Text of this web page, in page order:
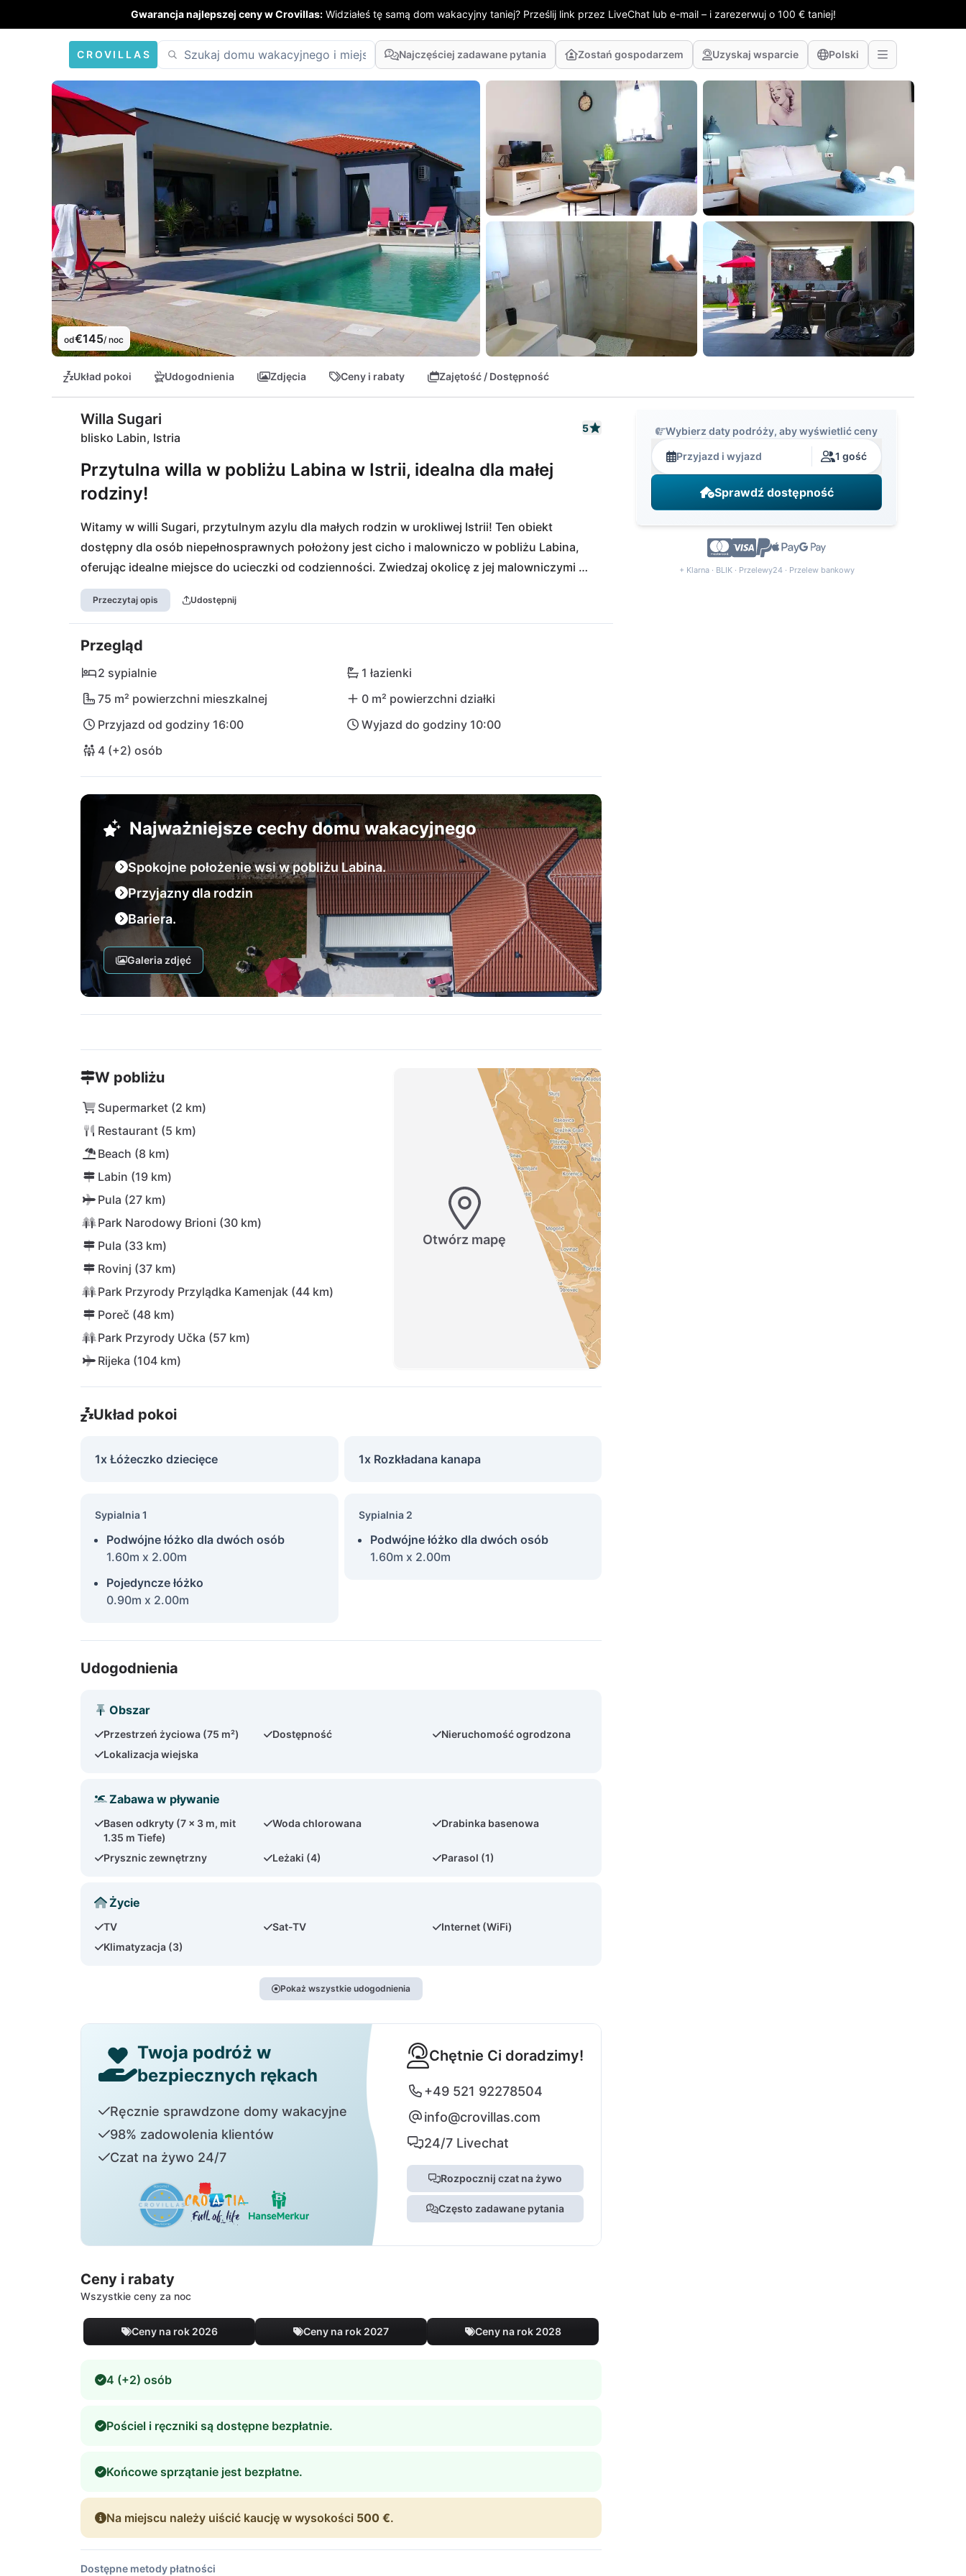
Gwarancja najlepszej ceny w Crovillas: Widziałeś tę samą dom wakacyjny taniej? Prześlij link przez LiveChat lub e-mail – i zarezerwuj o 100 € taniej!
CROVILLAS Najczęściej zadawane pytania Zostań gospodarzem Uzyskaj wsparcie Polski
od€145/ noc
Układ pokoi Udogodnienia Zdjęcia Ceny i rabaty Zajętość / Dostępność
Willa Sugari
blisko Labin, Istria
5
Przytulna willa w pobliżu Labina w Istrii, idealna dla małej
rodziny!
Witamy w willi Sugari, przytulnym azylu dla małych rodzin w urokliwej Istrii! Ten obiekt
dostępny dla osób niepełnosprawnych położony jest cicho i malowniczo w pobliżu Labina,
oferując idealne miejsce do ucieczki od codzienności. Zwiedzaj okolicę z jej malowniczymi
wioskami, imponującym parkiem narodowym Brijuni lub relaksuj się na bajecznych plażach w
pobliżu. Kulinarne rozkosze czekają na Ciebie w okolicznych restauracjach, a dla własnych
potrzeb  znajdziesz supermarket tuż obok. Kulturalne atrakcje, takie jak Pula, Rovinj lub Poreč,
są łatwo dostępne i zapraszają na ekscytujące wycieczki jednodniowe. Odkryj raj przyrody
Capo Cama ja  park przyrody Učka - każdy dzień wakacji stanie się niezapomnianym
Przeczytaj opis Udostępnij
Przegląd
2 sypialnie
1 łazienki
75 m² powierzchni mieszkalnej
0 m² powierzchni działki
Przyjazd od godziny 16:00
Wyjazd do godziny 10:00
4 (+2) osób
Najważniejsze cechy domu wakacyjnego
Spokojne położenie wsi w pobliżu Labina.
Przyjazny dla rodzin
Bariera.
Galeria zdjęć
W pobliżu
Supermarket (2 km)
Restaurant (5 km)
Beach (8 km)
Labin (19 km)
Pula (27 km)
Park Narodowy Brioni (30 km)
Pula (33 km)
Rovinj (37 km)
Park Przyrody Przylądka Kamenjak (44 km)
Poreč (48 km)
Park Przyrody Učka (57 km)
Rijeka (104 km)
Otwórz mapę
Układ pokoi
1x Łóżeczko dziecięce 1x Rozkładana kanapa
Sypialnia 1
Podwójne łóżko dla dwóch osób
1.60m x 2.00m
Pojedyncze łóżko
0.90m x 2.00m
Sypialnia 2
Podwójne łóżko dla dwóch osób
1.60m x 2.00m
Udogodnienia
Obszar
Przestrzeń życiowa (75 m²) Dostępność
Nieruchomość ogrodzona
Lokalizacja wiejska
Zabawa w pływanie
Basen odkryty (7 x 3 m, mit
1.35 m Tiefe)
Woda chlorowana Drabinka basenowa
Prysznic zewnętrzny Leżaki (4) Parasol (1)
Życie
TV Sat-TV
Internet (WiFi)
Klimatyzacja (3)
Pokaż wszystkie udogodnienia
Twoja podróż w
bezpiecznych rękach
Ręcznie sprawdzone domy wakacyjne
98% zadowolenia klientów
Czat na żywo 24/7
Chętnie Ci doradzimy!
+49 521 92278504
info@crovillas.com
24/7 Livechat
Rozpocznij czat na żywo
Często zadawane pytania
Ceny i rabaty
Wszystkie ceny za noc
Ceny na rok 2026 Ceny na rok 2027 Ceny na rok 2028
4 (+2) osób
Pościel i ręczniki są dostępne bezpłatnie.
Końcowe sprzątanie jest bezpłatne.
Na miejscu należy uiścić kaucję w wysokości 500 €.
Dostępne metody płatności
Wybierz daty podróży, aby wyświetlić ceny
Przyjazd i wyjazd 1 gość
Sprawdź dostępność
+ Klarna · BLIK · Przelewy24 · Przelew bankowy